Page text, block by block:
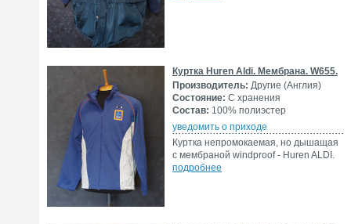
Куртка Huren Aldi. Мембрана. W655.
Производитель: Другие (Англия)
Состояние: С хранения
Состав: 100% полиэстер
уведомить о приходе
Куртка непромокаемая, но дышащая
с мембраной windproof - Huren ALDI.
подробнее